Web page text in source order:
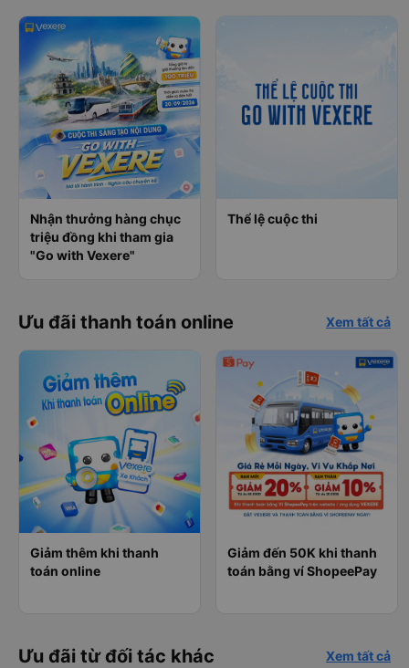
Nhận thưởng hàng chục
triệu đồng khi tham gia
"Go with Vexere"
Thể lệ cuộc thi
Ưu đãi thanh toán online Xem tất cả
Giảm thêm khi thanh
toán online
Giảm đến 50K khi thanh
toán bằng ví ShopeePay
Ưu đãi từ đối tác khác Xem tất cả